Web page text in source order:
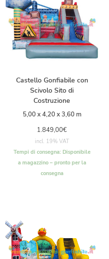
Castello Gonfiabile con
Scivolo Sito di
Costruzione
5,00 x 4,20 x 3,60 m
1.849,00€
incl. 19% VAT
Tempi di consegna: Disponibile
a magazzino – pronto per la
consegna